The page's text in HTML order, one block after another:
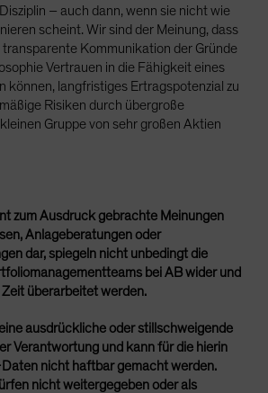
– auch dann, wenn sie nicht wie
scheint. Wir sind der Meinung, dass
Kommunikation der Gründe
Vertrauen in die Fähigkeit eines
können, langfristiges Ertragspotenzial zu
Risiken durch übergroße
Gruppe von sehr großen Aktien
zum Ausdruck gebrachte Meinungen
Anlageberatungen oder
dar, spiegeln nicht unbedingt die
bei AB wider und
Zeit überarbeitet werden.
ausdrückliche oder stillschweigende
Verantwortung und kann für die hierin
nicht haftbar gemacht werden.
nicht weitergegeben oder als